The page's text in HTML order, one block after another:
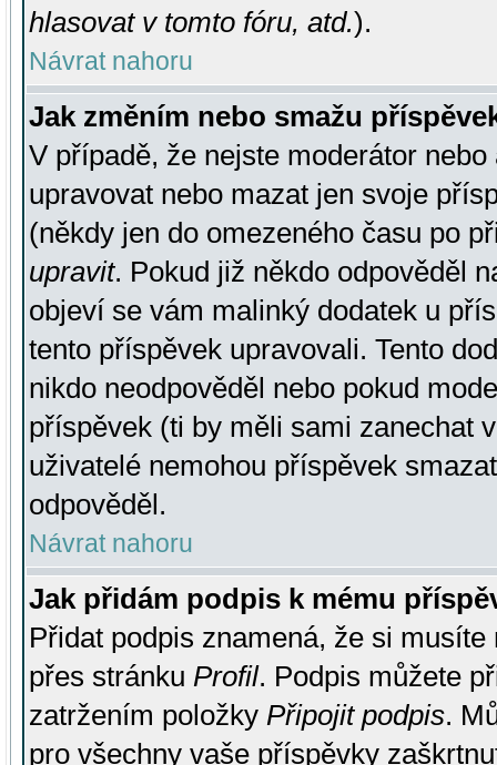
hlasovat v tomto fóru, atd.).
Návrat nahoru
Jak změním nebo smažu
V případě, že nejste moderátor
upravovat nebo mazat jen svoje
(někdy jen do omezeného času po
upravit. Pokud již někdo odpověděl
objeví se vám malinký dodatek u
tento příspěvek upravovali. Tento
nikdo neodpověděl nebo pokud
příspěvek (ti by měli sami zanechat
uživatelé nemohou příspěvek
odpověděl.
Návrat nahoru
Jak přidám podpis k mému
Přidat podpis znamená, že si
přes stránku Profil. Podpis můžete
zatržením položky Připojit podpis.
pro všechny vaše příspěvky